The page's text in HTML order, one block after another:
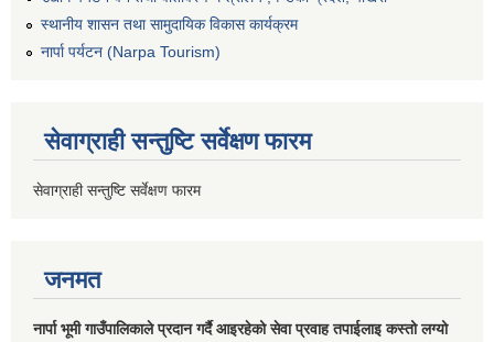
स्थानीय शासन तथा सामुदायिक विकास कार्यक्रम
नार्पा पर्यटन (Narpa Tourism)
सेवाग्राही सन्तुष्टि सर्वेक्षण फारम
सेवाग्राही सन्तुष्टि सर्वेक्षण फारम
जनमत
नार्पा भूमी गाउँपालिकाले प्रदान गर्दै आइरहेको सेवा प्रवाह तपाईलाइ कस्तो लग्यो